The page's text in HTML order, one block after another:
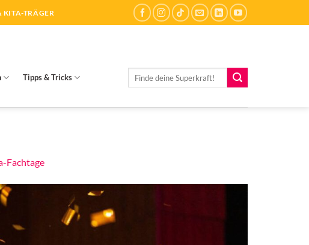
KITA-TRÄGER
Tipps & Tricks
Fachtage